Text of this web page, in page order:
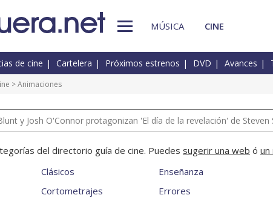
MÚSICA CINE
de cine Cartelera Próximos estrenos DVD Avances
> Animaciones
y Josh O'Connor protagonizan 'El día de la revelación' de Steven
del directorio guía de cine. Puedes sugerir una web ó un
Clásicos
Cortometrajes
Enseñanza
Errores